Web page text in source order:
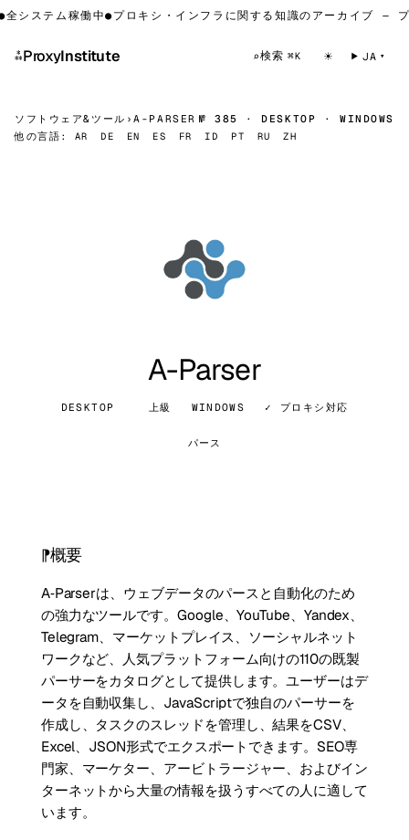
システム稼働中●プロキシ・インフラに関する知識のアーカイブ — プ
⁂ProxyInstitute ⌕検索 ⌘K ☀ JA
ソフトウェア&ツール ›A-PARSER № 385 · DESKTOP · WINDOWS
他の言語:
AR DE EN ES FR ID PT RU ZH
A-Parser
DESKTOP 上級 WINDOWS ✓ プロキシ対応
パース
概要
A‑Parserは、ウェブデータのパースと自動化のため
の強力なツールです。Google、YouTube、Yandex、
Telegram、マーケットプレイス、ソーシャルネット
ワークなど、人気プラットフォーム向けの110の既製
パーサーをカタログとして提供します。ユーザーはデ
ータを自動収集し、JavaScriptで独自のパーサーを
作成し、タスクのスレッドを管理し、結果をCSV、
Excel、JSON形式でエクスポートできます。SEO専
門家、マーケター、アービトラージャー、およびイン
ターネットから大量の情報を扱うすべての人に適して
います。